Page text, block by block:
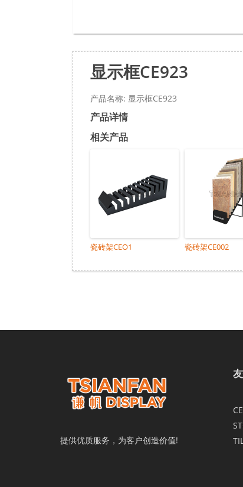
显示框CE923
产品名称: 显示框CE923
产品详情
相关产品
瓷砖架CEO1 瓷砖架CE002
提供优质服务，为客户创造价值!